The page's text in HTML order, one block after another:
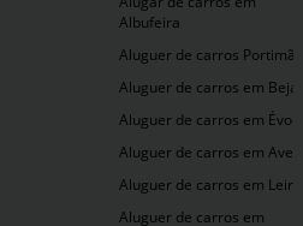
Albufeira
Aluguer de carros Portimão
Aluguer de carros em Beja
Aluguer de carros em Évora
Aluguer de carros em Aveiro
Aluguer de carros em Leiria
Aluguer de carros em